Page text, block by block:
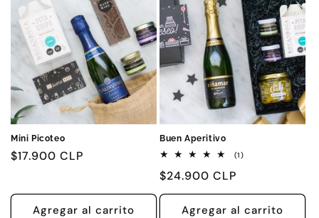
Mini Picoteo
Precio
$17.900 CLP
Agregar al carrito
Buen Aperitivo
(1)1
Precio
habitual
$24.900 CLP
Agregar al carrito